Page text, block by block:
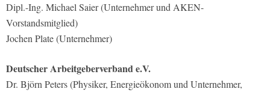
Dipl.-Ing. Michael Saier (Unternehmer und AKEN-
Vorstandsmitglied)
Jochen Plate (Unternehmer)
Deutscher Arbeitgeberverband e.V.
Dr. Björn Peters (Physiker, Energieökonom und Unternehmer,